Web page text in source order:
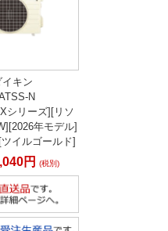
イキン
N
シリーズ][リソ
年モデル]
イルゴールド]
円 (税別)